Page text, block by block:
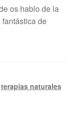
os hablo de la
de
terapias naturales